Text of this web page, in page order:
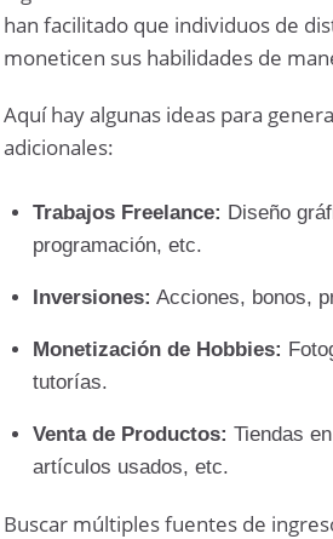
han facilitado que individuos de
moneticen sus habilidades de
Aquí hay algunas ideas para
adicionales:
Trabajos Freelance: Diseño
programación, etc.
Inversiones: Acciones, bonos,
Monetización de Hobbies:
tutorías.
Venta de Productos: Tiendas
artículos usados, etc.
Buscar múltiples fuentes de